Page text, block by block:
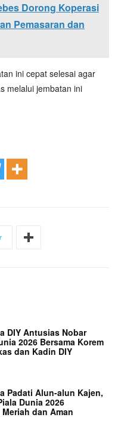
Dorong Koperasi
Pemasaran dan
ini cepat selesai agar
melalui jembatan ini
DIY Antusias Nobar
2026 Bersama Korem
dan Kadin DIY
Padati Alun-alun Kajen,
Dunia 2026
dan Aman